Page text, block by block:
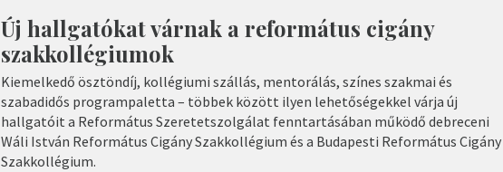
Új hallgatókat várnak a református cigány
szakkollégiumok
Kiemelkedő ösztöndíj, kollégiumi szállás, mentorálás, színes szakmai és
szabadidős programpaletta – többek között ilyen lehetőségekkel várja új
hallgatóit a Református Szeretetszolgálat fenntartásában működő debreceni
Wáli István Református Cigány Szakkollégium és a Budapesti Református Cigány
Szakkollégium.